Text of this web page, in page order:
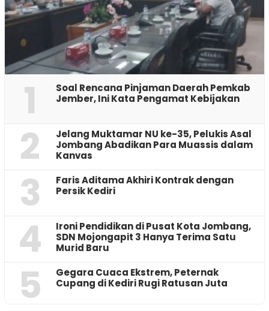
1
‎Soal Rencana Pinjaman Daerah Pemkab
Jember, Ini Kata Pengamat Kebijakan ‎
2
Jelang Muktamar NU ke-35, Pelukis Asal
Jombang Abadikan Para Muassis dalam
Kanvas
3
Faris Aditama Akhiri Kontrak dengan
Persik Kediri
4
Ironi Pendidikan di Pusat Kota Jombang,
SDN Mojongapit 3 Hanya Terima Satu
Murid Baru
5
‎Gegara Cuaca Ekstrem, Peternak
Cupang di Kediri Rugi Ratusan Juta